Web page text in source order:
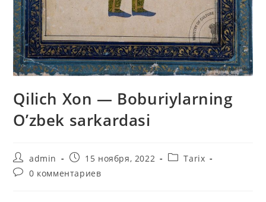
Qilich Xon — Boburiylarning
O’zbek sarkardasi
Автор
записи:
admin
Запись15 ноября, 2022
Рубрика
Tarix
Комментарии
0 комментариев